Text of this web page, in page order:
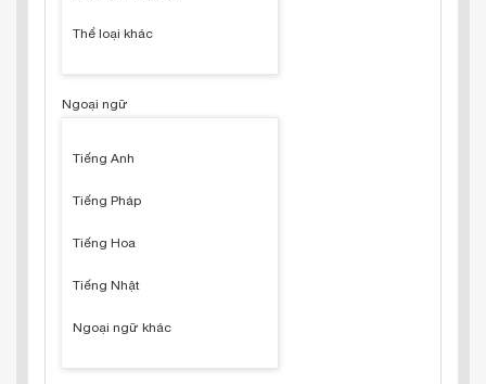
Thể loại khác
Ngoại ngữ
Tiếng Anh
Tiếng Pháp
Tiếng Hoa
Tiếng Nhật
Ngoại ngữ khác